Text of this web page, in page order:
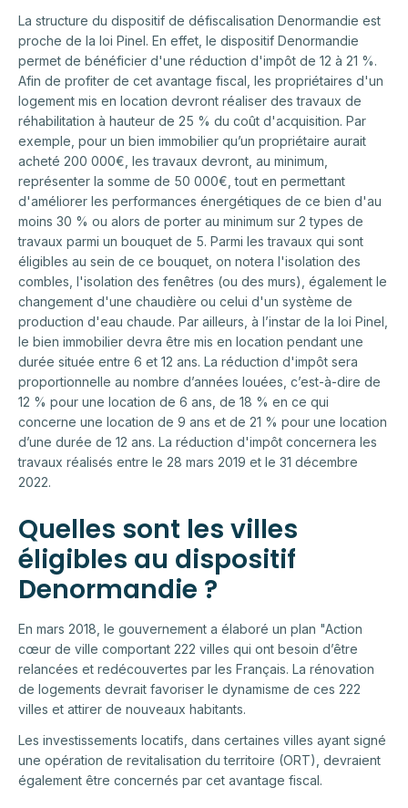
La structure du dispositif de défiscalisation Denormandie est
proche de la loi Pinel. En effet, le dispositif Denormandie
permet de bénéficier d'une réduction d'impôt de 12 à 21 %.
Afin de profiter de cet avantage fiscal, les propriétaires d'un
logement mis en location devront réaliser des travaux de
réhabilitation à hauteur de 25 % du coût d'acquisition. Par
exemple, pour un bien immobilier qu’un propriétaire aurait
acheté 200 000€, les travaux devront, au minimum,
représenter la somme de 50 000€, tout en permettant
d'améliorer les performances énergétiques de ce bien d'au
moins 30 % ou alors de porter au minimum sur 2 types de
travaux parmi un bouquet de 5. Parmi les travaux qui sont
éligibles au sein de ce bouquet, on notera l'isolation des
combles, l'isolation des fenêtres (ou des murs), également le
changement d'une chaudière ou celui d'un système de
production d'eau chaude. Par ailleurs, à l’instar de la loi Pinel,
le bien immobilier devra être mis en location pendant une
durée située entre 6 et 12 ans. La réduction d'impôt sera
proportionnelle au nombre d’années louées, c’est-à-dire de
12 % pour une location de 6 ans, de 18 % en ce qui
concerne une location de 9 ans et de 21 % pour une location
d’une durée de 12 ans. La réduction d'impôt concernera les
travaux réalisés entre le 28 mars 2019 et le 31 décembre
2022.
Quelles sont les villes
éligibles au dispositif
Denormandie ?
En mars 2018, le gouvernement a élaboré un plan "Action
cœur de ville comportant 222 villes qui ont besoin d’être
relancées et redécouvertes par les Français. La rénovation
de logements devrait favoriser le dynamisme de ces 222
villes et attirer de nouveaux habitants.
Les investissements locatifs, dans certaines villes ayant signé
une opération de revitalisation du territoire (ORT), devraient
également être concernés par cet avantage fiscal.